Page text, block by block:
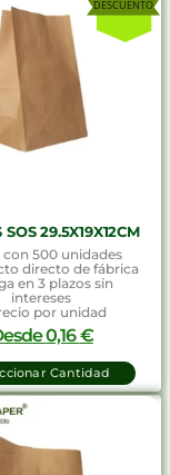
SOS 29.5X19X12CM
con 500 unidades
directo de fábrica
en 3 plazos sin
intereses
por unidad
0,16€
Cantidad